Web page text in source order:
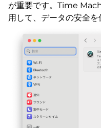
が重要です。Time
用して、データの安全を